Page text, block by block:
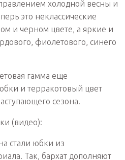
холодной весны и
это неклассические
и черном цвете, а яркие и
фиолетового, синего
гамма еще
и терракотовый цвет
сезона.
(видео):
стали юбки из
Так, бархат дополняют